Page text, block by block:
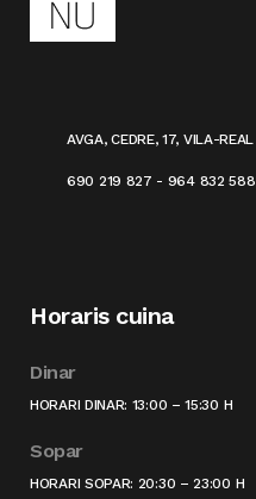
AVGA, CEDRE, 17, VILA-REAL
690 219 827 - 964 832 588
Horaris cuina
Dinar
HORARI DINAR: 13:00 – 15:30 H
Sopar
HORARI SOPAR: 20:30 – 23:00 H